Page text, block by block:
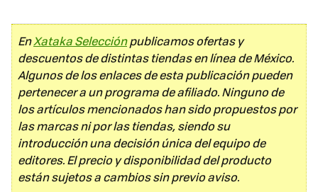
EnXataka Selecciónpublicamos ofertas y
descuentos de distintas tiendas en línea de México.
Algunos de los enlaces de esta publicación pueden
pertenecer a un programa de afiliado. Ninguno de
los artículos mencionados han sido propuestos por
las marcas ni por las tiendas, siendo su
introducción una decisión única del equipo de
editores. El precio y disponibilidad del producto
están sujetos a cambios sin previo aviso.